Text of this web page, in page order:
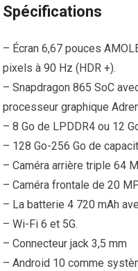
Spécifications
– Écran 6,67 pouces
pixels à 90 Hz (HDR +).
– Snapdragon 865 SoC
processeur graphique
– 8 Go de LPDDR4 ou 12
– 128 Go-256 Go de
– Caméra arrière triple 64
– Caméra frontale de 20
– La batterie 4 720 mAh
– Wi-Fi 6 et 5G.
– Connecteur jack 3,5 mm
– Android 10 comme